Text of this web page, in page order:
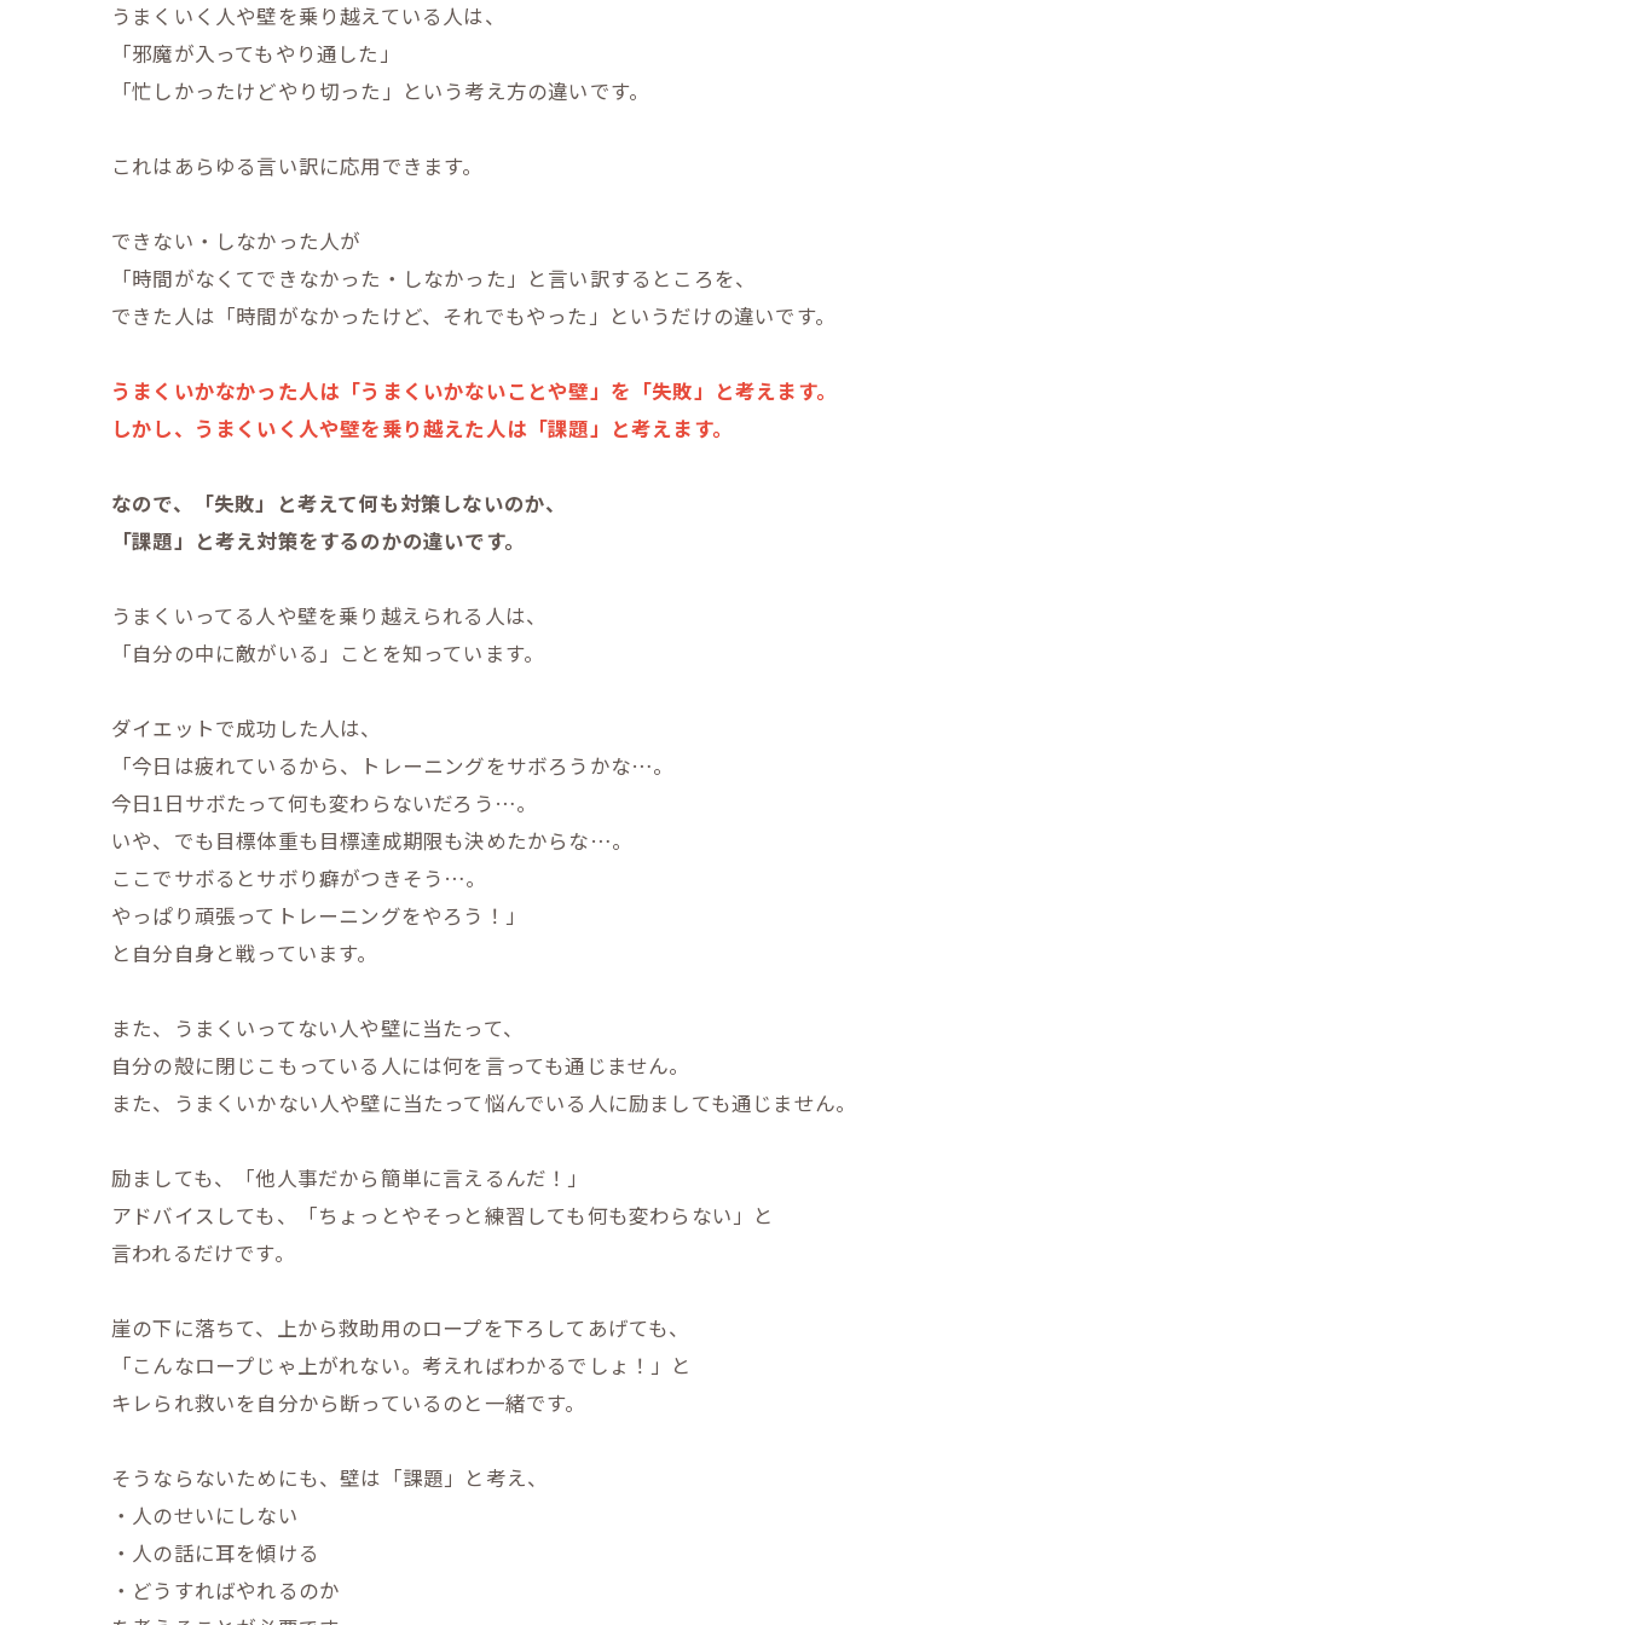
うまくいく人や壁を乗り越えている人は、
「邪魔が入ってもやり通した」
「忙しかったけどやり切った」という考え方の違いです。
これはあらゆる言い訳に応用できます。
できない・しなかった人が
「時間がなくてできなかった・しなかった」と言い訳するところを、
できた人は「時間がなかったけど、それでもやった」というだけの違いです。
うまくいかなかった人は「うまくいかないことや壁」を「失敗」と考えます。
しかし、うまくいく人や壁を乗り越えた人は「課題」と考えます。
なので、「失敗」と考えて何も対策しないのか、
「課題」と考え対策をするのかの違いです。
うまくいってる人や壁を乗り越えられる人は、
「自分の中に敵がいる」ことを知っています。
ダイエットで成功した人は、
「今日は疲れているから、トレーニングをサボろうかな…。
今日1日サボたって何も変わらないだろう…。
いや、でも目標体重も目標達成期限も決めたからな…。
ここでサボるとサボり癖がつきそう…。
やっぱり頑張ってトレーニングをやろう！」
と自分自身と戦っています。
また、うまくいってない人や壁に当たって、
自分の殻に閉じこもっている人には何を言っても通じません。
また、うまくいかない人や壁に当たって悩んでいる人に励ましても通じません。
励ましても、「他人事だから簡単に言えるんだ！」
アドバイスしても、「ちょっとやそっと練習しても何も変わらない」と
言われるだけです。
崖の下に落ちて、上から救助用のロープを下ろしてあげても、
「こんなロープじゃ上がれない。考えればわかるでしょ！」と
キレられ救いを自分から断っているのと一緒です。
そうならないためにも、壁は「課題」と考え、
・人のせいにしない
・人の話に耳を傾ける
・どうすればやれるのか